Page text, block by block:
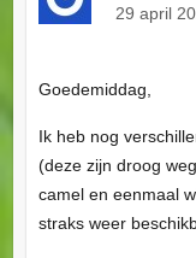
29 april
Goedemiddag,
Ik heb nog
(deze zijn droog
camel en eenmaal
straks weer